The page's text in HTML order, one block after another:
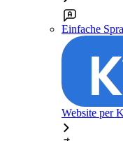
Einfache
Website per